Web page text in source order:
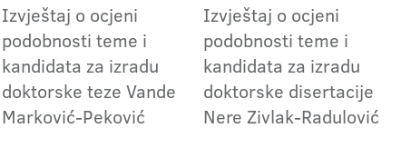
Izvještaj o ocjeni
podobnosti teme i
kandidata za izradu
doktorske teze Vande
Marković-Peković
Izvještaj o ocjeni
podobnosti teme i
kandidata za izradu
doktorske disertacije
Nere Zivlak-Radulović